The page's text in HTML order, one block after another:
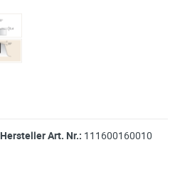
Hersteller Art. Nr.: 111600160010